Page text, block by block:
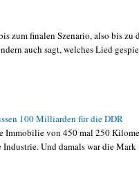
zum finalen Szenario, also bis zu
auch sagt, welches Lied
100 Milliarden für die DDR
Immobilie von 450 mal 250
Und damals war die Mark